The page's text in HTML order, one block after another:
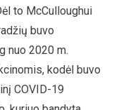
to McCulloughui
buvo
nuo 2020 m.
kodėl buvo
COVID-19